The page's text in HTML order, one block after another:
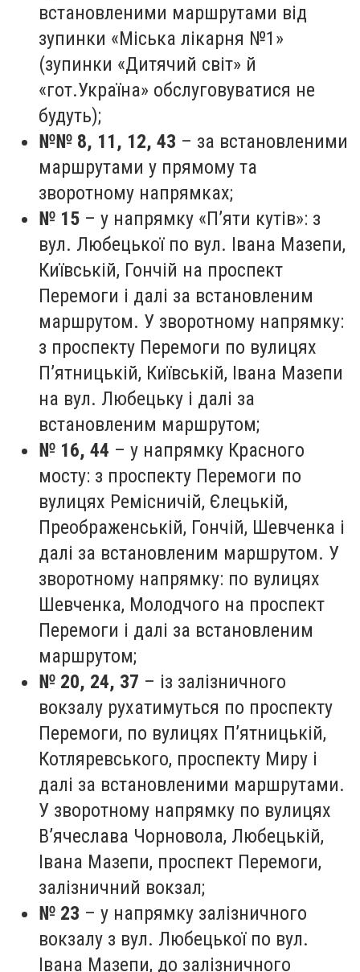
встановленими маршрутами від
зупинки «Міська лікарня №1»
(зупинки «Дитячий світ» й
«гот.Україна» обслуговуватися не
будуть);
№№ 8, 11, 12, 43 – за встановленими
маршрутами у прямому та
зворотному напрямках;
№ 15 – у напрямку «П’яти кутів»: з
вул. Любецької по вул. Івана Мазепи,
Київській, Гончій на проспект
Перемоги і далі за встановленим
маршрутом. У зворотному напрямку:
з проспекту Перемоги по вулицях
П’ятницькій, Київській, Івана Мазепи
на вул. Любецьку і далі за
встановленим маршрутом;
№ 16, 44 – у напрямку Красного
мосту: з проспекту Перемоги по
вулицях Ремісничій, Єлецькій,
Преображенській, Гончій, Шевченка і
далі за встановленим маршрутом. У
зворотному напрямку: по вулицях
Шевченка, Молодчого на проспект
Перемоги і далі за встановленим
маршрутом;
№ 20, 24, 37 – із залізничного
вокзалу рухатимуться по проспекту
Перемоги, по вулицях П’ятницькій,
Котляревського, проспекту Миру і
далі за встановленими маршрутами.
У зворотному напрямку по вулицях
В’ячеслава Чорновола, Любецькій,
Івана Мазепи, проспект Перемоги,
залізничний вокзал;
№ 23 – у напрямку залізничного
вокзалу з вул. Любецької по вул.
Івана Мазепи, до залізничного